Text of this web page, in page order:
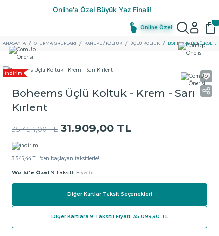
Online Özel
ANASAYFA OTURMA GRUPLARI KANEPE / KOLTUK ÜÇLÜ KOLTUK BOHEEMS ÜÇLÜ
İndirim
Boheems Üçlü Koltuk - Krem - Sarı
Kırlent
35.454,00 TL 31.909,00 TL
3.545,44 TL ‘den başlayan taksitlerle!!
World'e Özel 9 Taksitli Fiyattır.
Diğer Kartlar Taksit Seçenekleri
Diğer Kartlara 9 Taksitli Fiyatı: 35.099,90 TL